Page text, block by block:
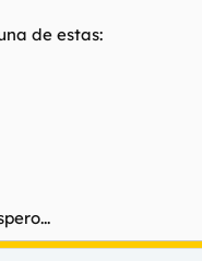
de estas: